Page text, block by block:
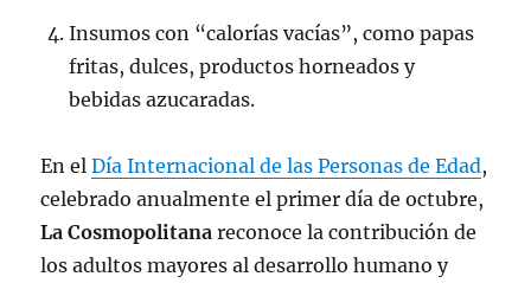
Insumos con “calorías vacías”, como papas
fritas, dulces, productos horneados y
bebidas azucaradas.
En elDía Internacional de las Personas de Edad,
celebrado anualmente el primer día de octubre,
La Cosmopolitana reconoce la contribución de
los adultos mayores al desarrollo humano y